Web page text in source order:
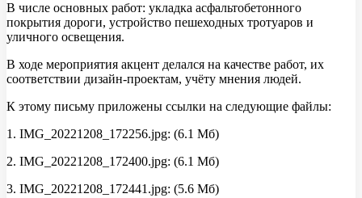
В числе основных работ: укладка асфальтобетонного
покрытия дороги, устройство пешеходных тротуаров и
уличного освещения.
В ходе мероприятия акцент делался на качестве работ, их
соответствии дизайн-проектам, учёту мнения людей.
К этому письму приложены ссылки на следующие файлы:
1. IMG_20221208_172256.jpg: (6.1 Мб)
2. IMG_20221208_172400.jpg: (6.1 Мб)
3. IMG_20221208_172441.jpg: (5.6 Мб)